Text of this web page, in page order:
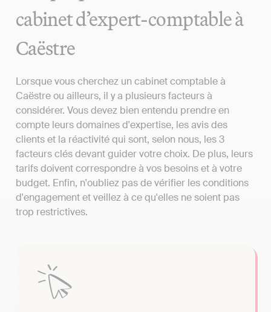
cabinet d’expert-comptable à
Caëstre
Lorsque vous cherchez un cabinet comptable à
Caëstre ou ailleurs, il y a plusieurs facteurs à
considérer. Vous devez bien entendu prendre en
compte leurs domaines d'expertise, les avis des
clients et la réactivité qui sont, selon nous, les 3
facteurs clés devant guider votre choix. De plus, leurs
tarifs doivent correspondre à vos besoins et à votre
budget. Enfin, n'oubliez pas de vérifier les conditions
d'engagement et veillez à ce qu'elles ne soient pas
trop restrictives.